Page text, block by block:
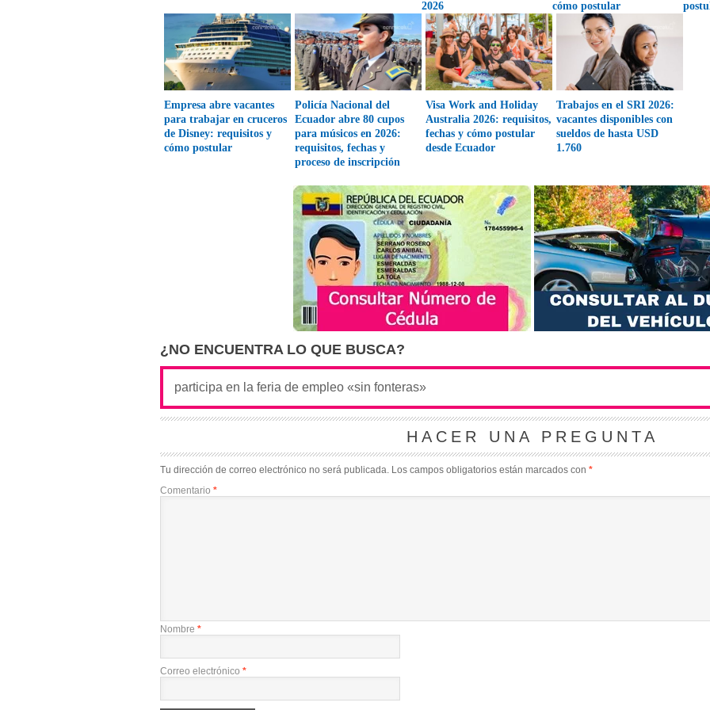
2026 cómo postular
Empresa abre vacantes
para trabajar en cruceros
de Disney: requisitos y
cómo postular
Policía Nacional del
Ecuador abre 80 cupos
para músicos en 2026:
requisitos, fechas y
proceso de inscripción
Visa Work and Holiday
Australia 2026: requisitos,
fechas y cómo postular
desde Ecuador
Trabajos en el SRI 2026:
vacantes disponibles con
sueldos de hasta USD
1.760
¿NO ENCUENTRA LO QUE BUSCA?
HACER UNA PREGUNTA
Tu dirección de correo electrónico no será publicada. Los campos obligatorios están marcados con*
Comentario*
Nombre*
Correo electrónico*